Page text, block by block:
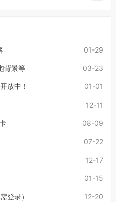
01-29
03-23
背景等
01-01
放中！
12-11
08-09
07-22
12-17
01-15
12-20
登录）